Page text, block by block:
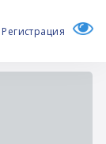
Регистрация